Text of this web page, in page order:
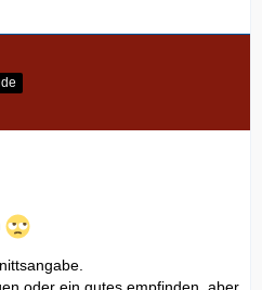
oder ein gutes empfinden, aber